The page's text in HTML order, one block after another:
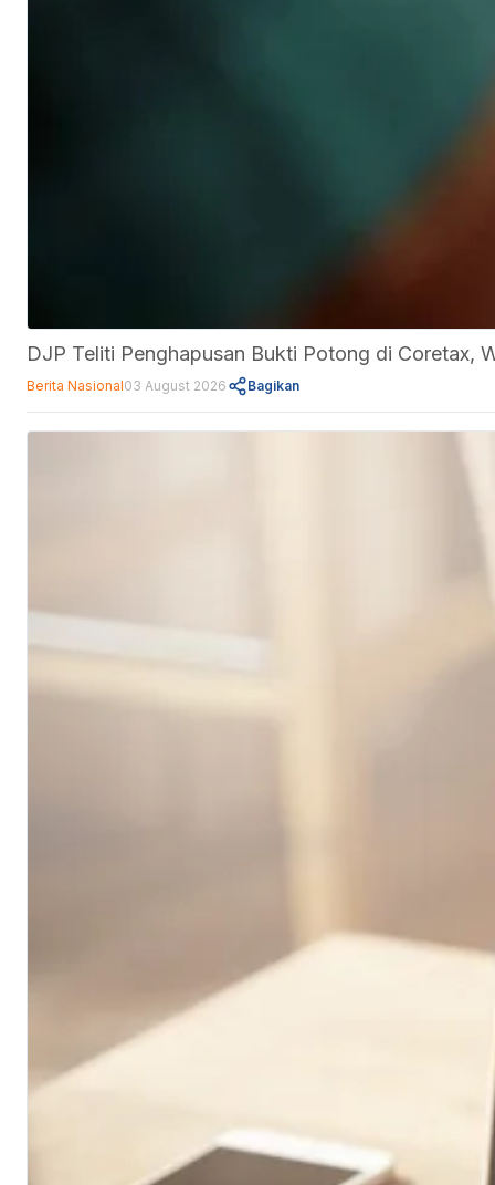
DJP Teliti Penghapusan Bukti Potong di Coretax,
Berita Nasional03 August 2026 Bagikan